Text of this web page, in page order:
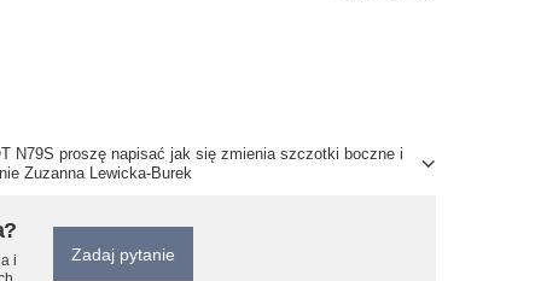
N79S proszę napisać jak się zmienia szczotki boczne i
Zuzanna Lewicka-Burek
i
Zadaj pytanie